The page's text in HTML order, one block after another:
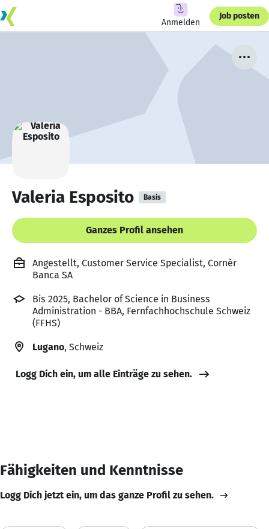
Anmelden
Job posten
Valeria Esposito Basis
Ganzes Profil ansehen
Angestellt, Customer Service Specialist, Cornèr
Banca SA
Bis 2025, Bachelor of Science in Business
Administration - BBA, Fernfachhochschule Schweiz
(FFHS)
Lugano, Schweiz
Logg Dich ein, um alle Einträge zu sehen.
Fähigkeiten und Kenntnisse
Logg Dich jetzt ein, um das ganze Profil zu sehen.